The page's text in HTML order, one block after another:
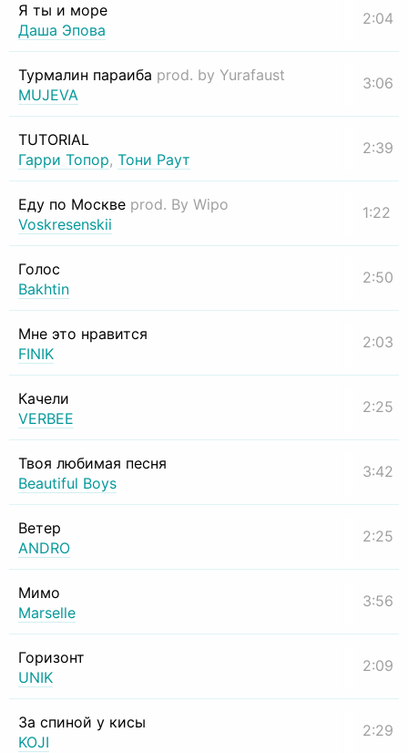
Я ты и море
Даша Эпова
2:04
Турмалин параиба prod. by Yurafaust
MUJEVA
3:06
TUTORIAL
Гарри Топор, Тони Раут
2:39
Еду по Москве prod. By Wipo
Voskresenskii
1:22
Голос
Bakhtin
2:50
Мне это нравится
FINIK
2:03
Качели
VERBEE
2:25
Твоя любимая песня
Beautiful Boys
3:42
Ветер
ANDRO
2:25
Мимо
Marselle
3:56
Горизонт
UNIK
2:09
За спиной у кисы
KOJI
2:29